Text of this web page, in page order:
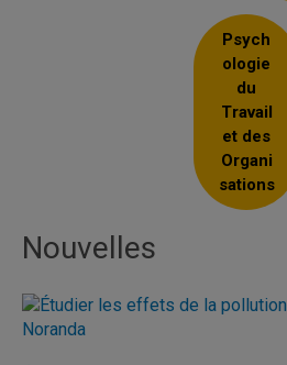
Psych
ologie
du
Travail
et des
Organi
sations
Nouvelles